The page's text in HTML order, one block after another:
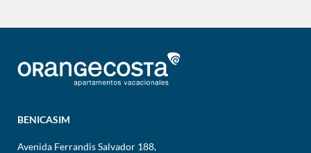
BENICASIM
Avenida Ferrandis Salvador 188,